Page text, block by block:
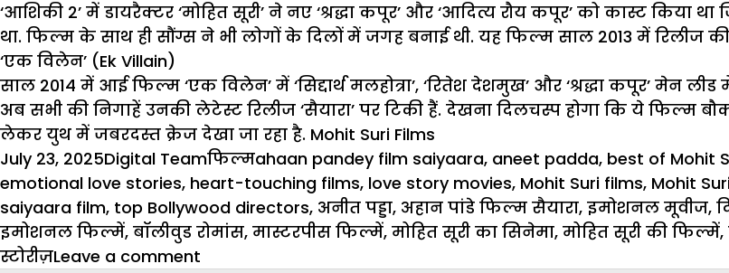
‘आशिकी 2’ में डायरैक्टर ‘मोहित सूरी’ ने नए ‘श्रद्धा कपूर’ और ‘आदित्य रौय कपूर’ को कास्ट
था. फिल्म के साथ ही सौंग्स ने भी लोगों के दिलों में जगह बनाई थी. यह फिल्म साल 2013 में
‘एक विलेन’ (Ek Villain)
साल 2014 में आई फिल्म ‘एक विलेन’ में ‘सिद्दार्थ मलहोत्रा’, ‘रितेश देशमुख’ और ‘श्रद्धा कपूर’ मेन लीड
अब सभी की निगाहें उनकी लेटेस्ट रिलीज ‘सैयारा’ पर टिकी हैं. देखना दिलचस्प होगा कि ये फिल्म
लेकर युथ में जबरदस्त क्रेज देखा जा रहा है. Mohit Suri Films
Posted
on
July 23, 2025Author
Digital TeamCategories
फिल्मTags
ahaan pandey film saiyaara, aneet padda, best of Mohit
emotional love stories, heart-touching films, love story movies, Mohit Suri films, Mohit
saiyaara film, top Bollywood directors, अनीत पड्डा, अहान पांडे फिल्म सैयारा, इमोशनल मूवीज,
इमोशनल फिल्में, बॉलीवुड रोमांस, मास्टरपीस फिल्में, मोहित सूरी का सिनेमा, मोहित सूरी की फिल्में,
स्टोरीज़Leave a comment